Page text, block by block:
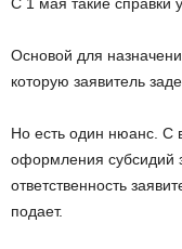
Основой для
которую заявитель
Но есть один нюанс. С
оформления субсидий
ответственность
подает.